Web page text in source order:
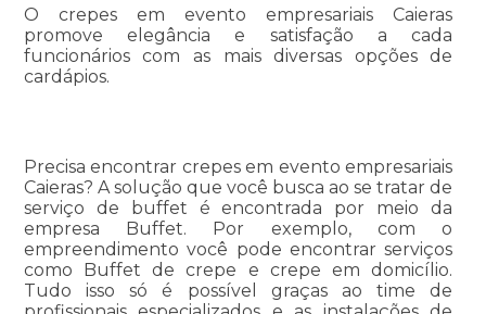
O crepes em evento empresariais Caieras
promove elegância e satisfação a cada
funcionários com as mais diversas opções de
cardápios.
Precisa encontrar crepes em evento empresariais
Caieras? A solução que você busca ao se tratar de
serviço de buffet é encontrada por meio da
empresa Buffet. Por exemplo, com o
empreendimento você pode encontrar serviços
como Buffet de crepe e crepe em domicílio.
Tudo isso só é possível graças ao time de